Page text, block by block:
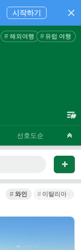
해외여행 유럽 여행
선호도순
와인 이탈리아 여행
시작하기